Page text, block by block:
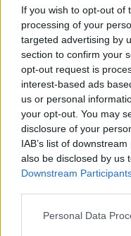
If you wish to opt-out of
processing of your
targeted advertising by
section to confirm your
opt-out request is
interest-based ads
us or personal
your opt-out. You may
disclosure of your
IAB’s list of
also be disclosed by us
Downstream
Personal Data
Χριστούγεννα, και
ταινίες που
μεταμορφωθεί. Το
σύγχρονη
Charles Dickens
Scrooge, ο οποίος
Δεκεμβρίου την
το παρελθόν, το
Ενσαρκώνοντας
γενναιοδωρίας